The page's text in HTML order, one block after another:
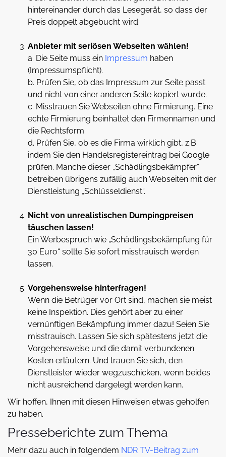
hintereinander durch das Lesegerät, so dass der
Preis doppelt abgebucht wird.
Anbieter mit seriösen Webseiten wählen!
a. Die Seite muss ein Impressum haben
(Impressumspflicht).
b. Prüfen Sie, ob das Impressum zur Seite passt
und nicht von einer anderen Seite kopiert wurde.
c. Misstrauen Sie Webseiten ohne Firmierung. Eine
echte Firmierung beinhaltet den Firmennamen und
die Rechtsform.
d. Prüfen Sie, ob es die Firma wirklich gibt, z.B.
indem Sie den Handelsregistereintrag bei Google
prüfen. Manche dieser „Schädlingsbekämpfer“
betreiben übrigens zufällig auch Webseiten mit der
Dienstleistung „Schlüsseldienst“.
Nicht von unrealistischen Dumpingpreisen
täuschen lassen!
Ein Werbespruch wie „Schädlingsbekämpfung für
30 Euro“ sollte Sie sofort misstrauisch werden
lassen.
Vorgehensweise hinterfragen!
Wenn die Betrüger vor Ort sind, machen sie meist
keine Inspektion. Dies gehört aber zu einer
vernünftigen Bekämpfung immer dazu! Seien Sie
misstrauisch. Lassen Sie sich spätestens jetzt die
Vorgehensweise und die damit verbundenen
Kosten erläutern. Und trauen Sie sich, den
Dienstleister wieder wegzuschicken, wenn beides
nicht ausreichend dargelegt werden kann.
Wir hoffen, Ihnen mit diesen Hinweisen etwas geholfen
zu haben.
Presseberichte zum Thema
Mehr dazu auch in folgendem NDR TV-Beitrag zum